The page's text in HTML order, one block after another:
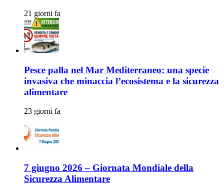
21 giorni fa
Pesce palla nel Mar Mediterraneo: una specie
invasiva che minaccia l’ecosistema e la sicurezza
alimentare
23 giorni fa
7 giugno 2026 – Giornata Mondiale della
Sicurezza Alimentare